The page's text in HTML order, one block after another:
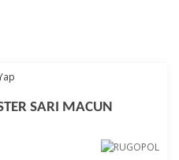
SARI MACUN